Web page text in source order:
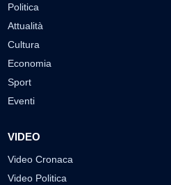
Politica
Attualità
Cultura
Economia
Sport
Eventi
VIDEO
Video Cronaca
Video Politica